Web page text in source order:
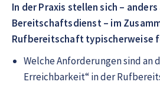
In der Praxis stellen sich –
Bereitschaftsdienst – im
Rufbereitschaft typischerweise
Welche Anforderungen sind an
Erreichbarkeit“ in der